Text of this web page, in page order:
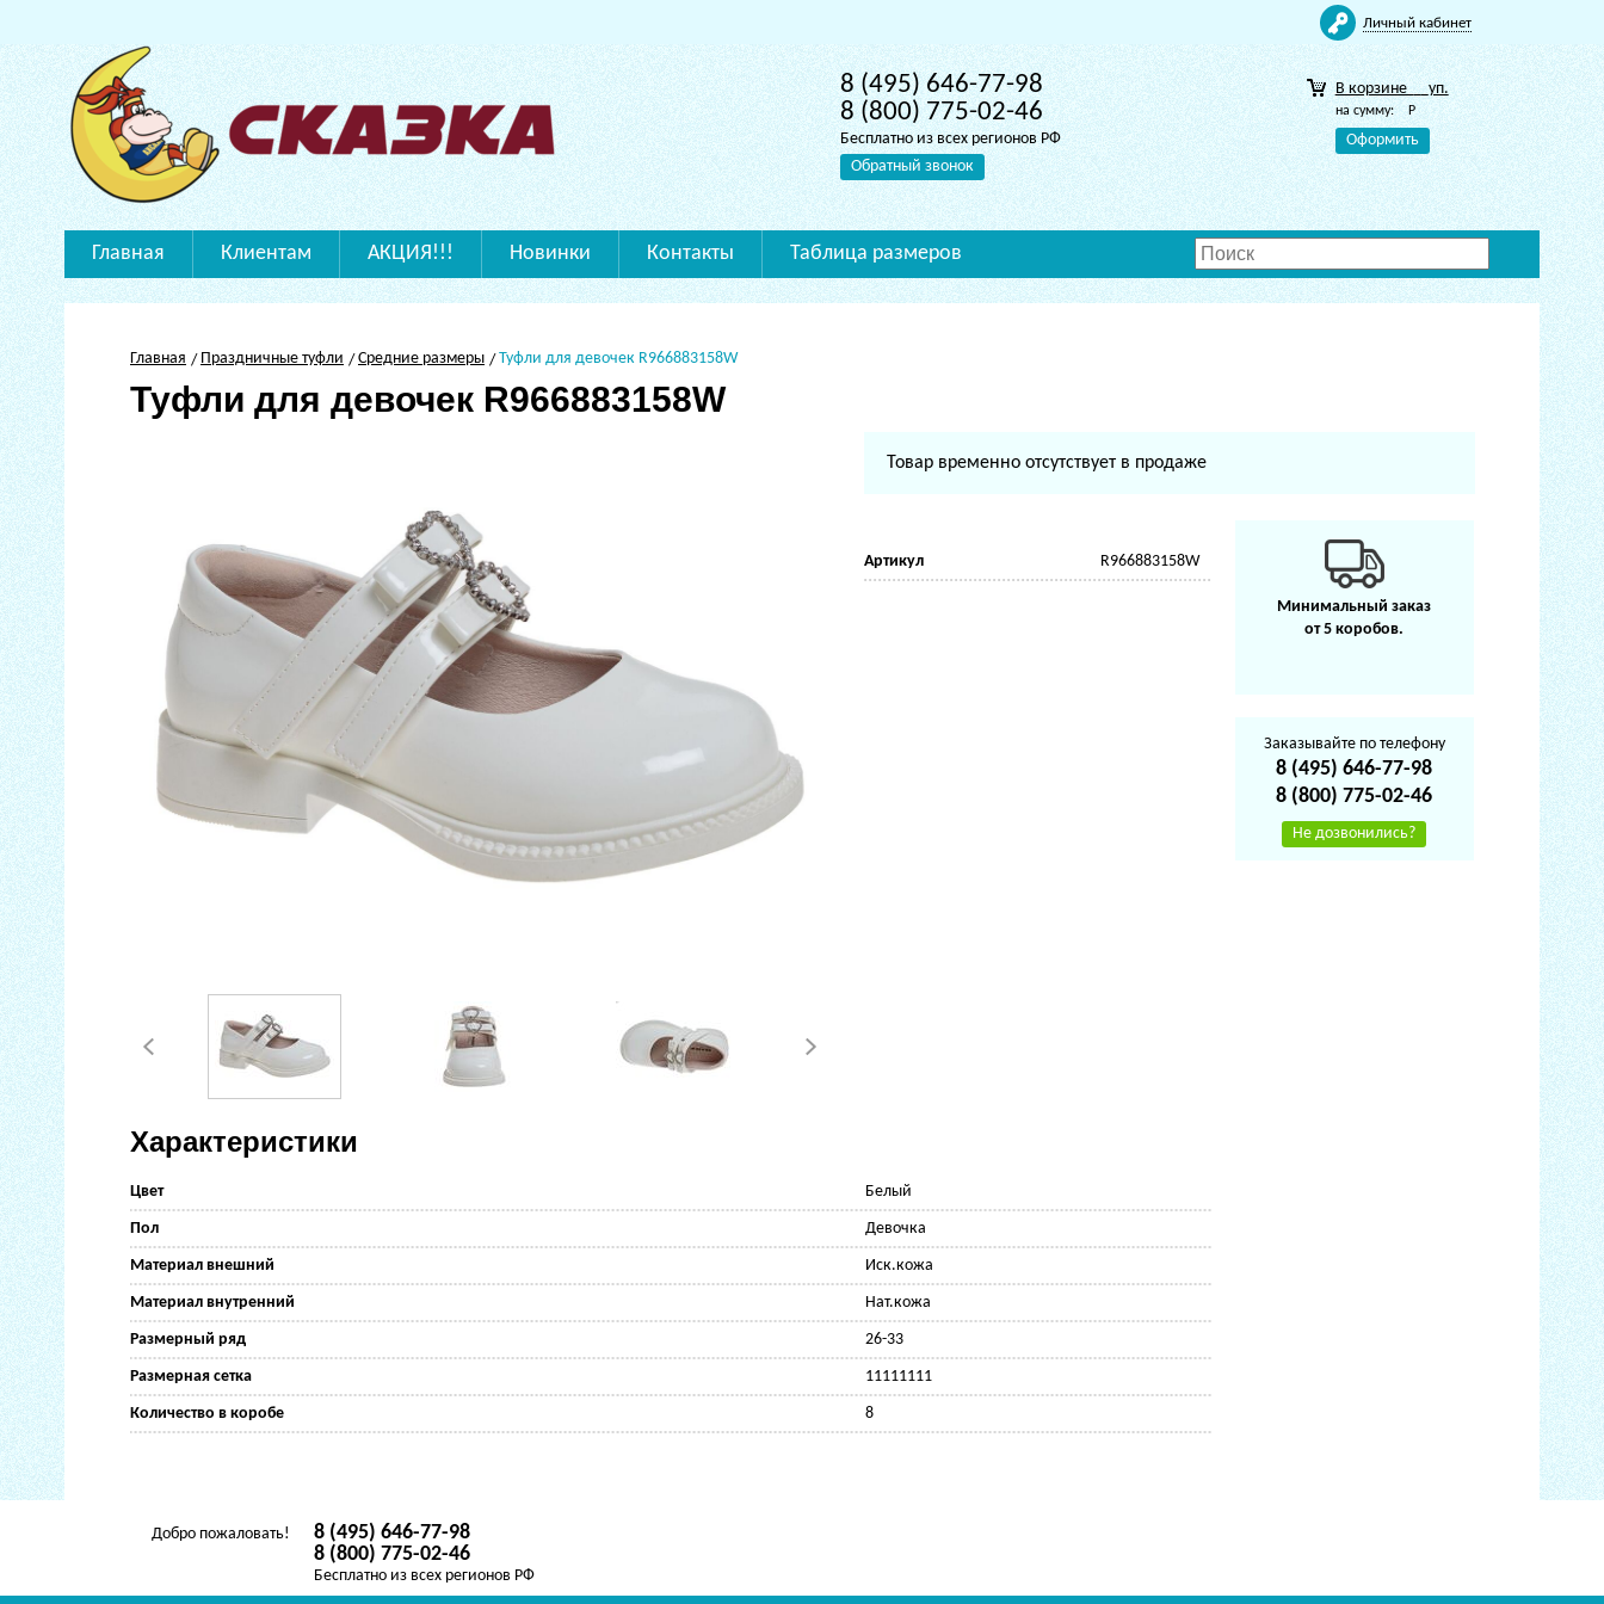
Личный кабинет
8 (495) 646-77-98
8 (800) 775-02-46
Бесплатно из всех регионов РФ
Обратный звонок
В корзине уп.
на сумму: Р
Оформить
Главная Клиентам АКЦИЯ!!! Новинки Контакты Таблица размеров
Главная Праздничные туфли Средние размеры Туфли для девочек R966883158W
Туфли для девочек R966883158W
Товар временно отсутствует в продаже
Артикул R966883158W
Характеристики
Цвет Белый
Пол Девочка
Материал внешний Иск.кожа
Материал внутренний Нат.кожа
Размерный ряд 26-33
Размерная сетка 11111111
Количество в коробе 8
Минимальный заказ
от 5 коробов.
Заказывайте по телефону
8 (495) 646-77-98
8 (800) 775-02-46
Не дозвонились?
Добро пожаловать!
8 (495) 646-77-98
8 (800) 775-02-46
Бесплатно из всех регионов РФ